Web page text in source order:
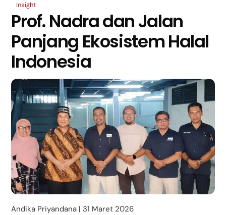
Prof. Nadra dan Jalan
Panjang Ekosistem Halal
Indonesia
Insight
Andika Priyandana | 31 Maret 2026